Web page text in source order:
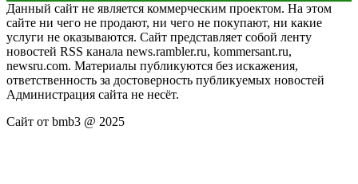
Данный сайт не является коммерческим проектом. На этом
сайте ни чего не продают, ни чего не покупают, ни какие
услуги не оказываются. Сайт представляет собой ленту
новостей RSS канала news.rambler.ru, kommersant.ru,
newsru.com. Материалы публикуются без искажения,
ответственность за достоверность публикуемых новостей
Администрация сайта не несёт.
Сайт от bmb3 @ 2025